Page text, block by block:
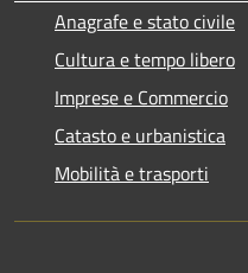
Anagrafe e stato civile
Cultura e tempo libero
Imprese e Commercio
Catasto e urbanistica
Mobilità e trasporti